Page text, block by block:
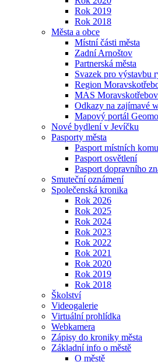
Rok 2019
Rok 2018
Města a obce
Místní části města
Zadní Arnoštov
Partnerská města
Svazek pro výstavbu
Region
MAS
Odkazy na zajímavé
Mapový portál
Nové bydlení v Jevíčku
Pasporty města
Pasport místních
Pasport osvětlení
Pasport dopravního
Smuteční oznámení
Společenská kronika
Rok 2026
Rok 2025
Rok 2024
Rok 2023
Rok 2022
Rok 2021
Rok 2020
Rok 2019
Rok 2018
Školství
Videogalerie
Virtuální prohlídka
Webkamera
Zápisy do kroniky města
Základní info o městě
O městě